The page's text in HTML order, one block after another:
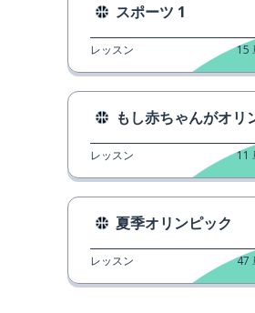
スポーツ 1
レッスン 15
もし赤ちゃんがオリンピック
レッスン 11
夏季オリンピック
レッスン 47